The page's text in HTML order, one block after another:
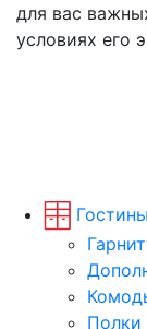
для вас
условиях его
Полки